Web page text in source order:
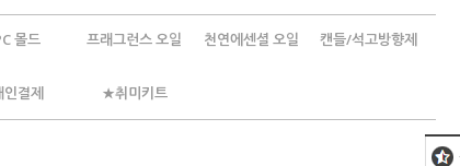
몰드 프래그런스 오일 천연에센셜 오일 캔들/석고방향제
인결제 ★취미키트